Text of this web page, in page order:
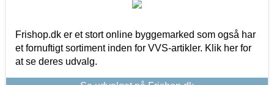
Frishop.dk er et stort online byggemarked som også har
et fornuftigt sortiment inden for VVS-artikler. Klik her for
at se deres udvalg.